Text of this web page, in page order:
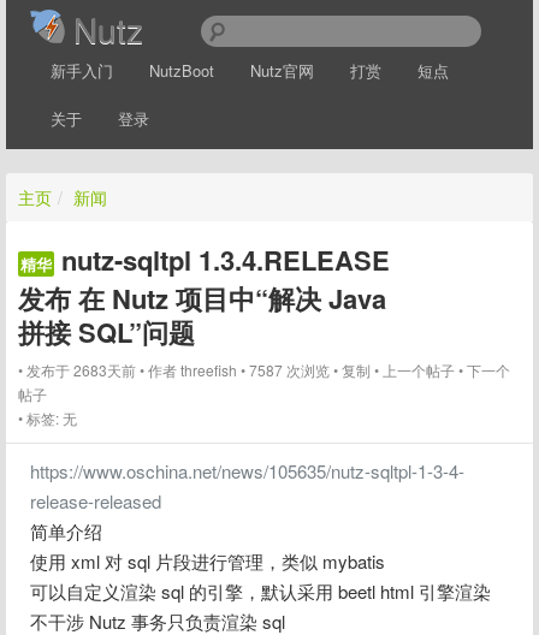
Nutz
新手入门 NutzBoot Nutz官网 打赏 短点
关于 登录
主页 / 新闻
精华 nutz-sqltpl 1.3.4.RELEASE
发布 在 Nutz 项目中“解决 Java
拼接 SQL”问题
发布于 2683天前 作者threefish 7587 次浏览 复制 上一个帖子 下一个
帖子
标签:无
https://www.oschina.net/news/105635/nutz-sqltpl-1-3-4-
release-released
简单介绍
使用 xml 对 sql 片段进行管理，类似 mybatis
可以自定义渲染 sql 的引擎，默认采用 beetl html 引擎渲染
不干涉 Nutz 事务只负责渲染 sql